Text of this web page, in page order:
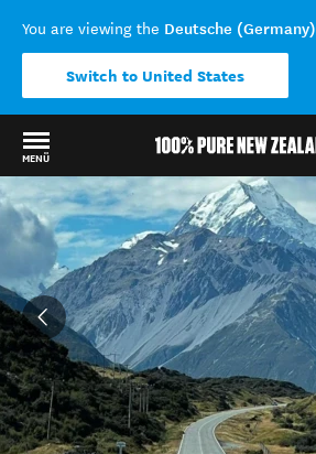
You are viewing the Deutsche (Germany)
Switch to United States
MENÜ
Back to my results